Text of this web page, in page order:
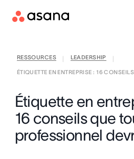
Contacter le service
RESSOURCES LEADERSHIP
ÉTIQUETTE EN ENTREPRISE : 16
Étiquette en
16 conseils que
professionnel